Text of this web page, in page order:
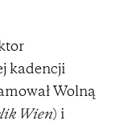
kadencji
Wolną
Wien) i